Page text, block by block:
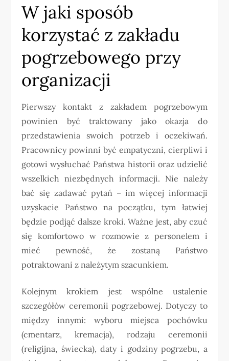
W jaki sposób
korzystać z zakładu
pogrzebowego przy
organizacji
Pierwszy kontakt z zakładem pogrzebowym
powinien być traktowany jako okazja do
przedstawienia swoich potrzeb i oczekiwań.
Pracownicy powinni być empatyczni, cierpliwi i
gotowi wysłuchać Państwa historii oraz udzielić
wszelkich niezbędnych informacji. Nie należy
bać się zadawać pytań – im więcej informacji
uzyskacie Państwo na początku, tym łatwiej
będzie podjąć dalsze kroki. Ważne jest, aby czuć
się komfortowo w rozmowie z personelem i
mieć pewność, że zostaną Państwo
potraktowani z należytym szacunkiem.
Kolejnym krokiem jest wspólne ustalenie
szczegółów ceremonii pogrzebowej. Dotyczy to
między innymi: wyboru miejsca pochówku
(cmentarz, kremacja), rodzaju ceremonii
(religijna, świecka), daty i godziny pogrzebu, a